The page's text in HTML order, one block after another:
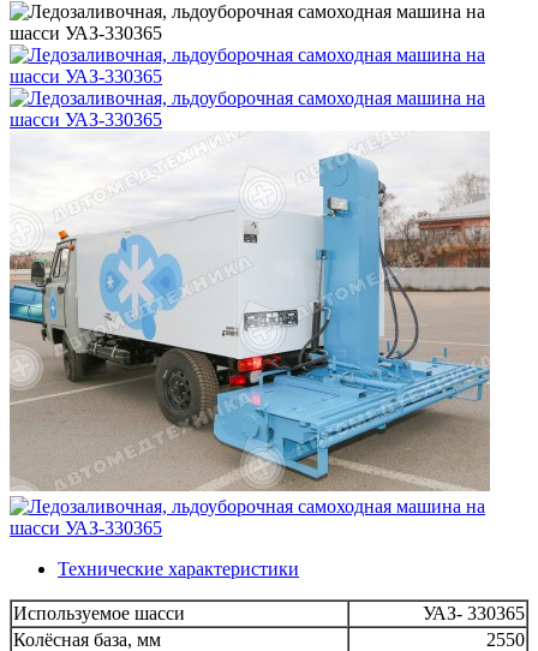
Технические характеристики
Используемое шасси
УАЗ- 330365
Колёсная база, мм
2550